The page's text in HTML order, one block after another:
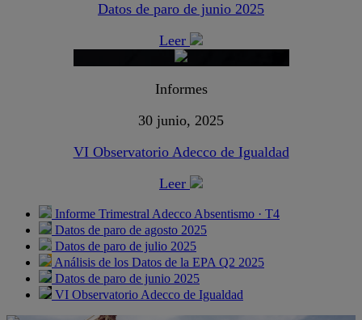
Datos de paro de junio 2025
Leer
Informes
30 junio, 2025
VI Observatorio Adecco de Igualdad
Leer
Informe Trimestral Adecco Absentismo · T4
Datos de paro de agosto 2025
Datos de paro de julio 2025
Análisis de los Datos de la EPA Q2 2025
Datos de paro de junio 2025
VI Observatorio Adecco de Igualdad